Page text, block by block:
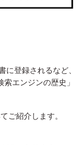
に登録されるなど、
索エンジンの歴史」
ご紹介します。